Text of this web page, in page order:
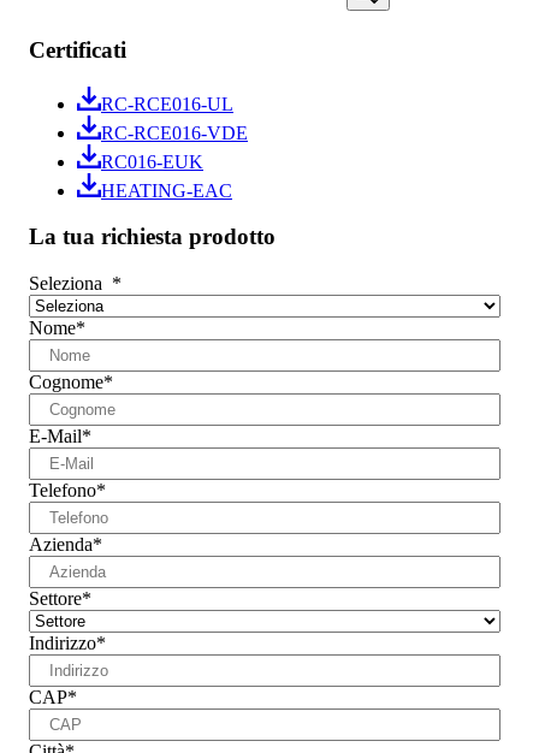
Certificati
RC-RCE016-UL
RC-RCE016-VDE
RC016-EUK
HEATING-EAC
La tua richiesta prodotto
Seleziona *
Nome*
Cognome*
E-Mail*
Telefono*
Azienda*
Settore*
Indirizzo*
CAP*